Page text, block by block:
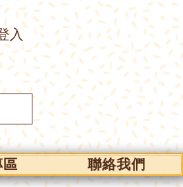
入
聯絡我們